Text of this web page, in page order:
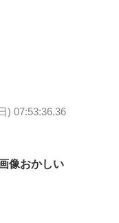
) 07:53:36.36
像おかしい